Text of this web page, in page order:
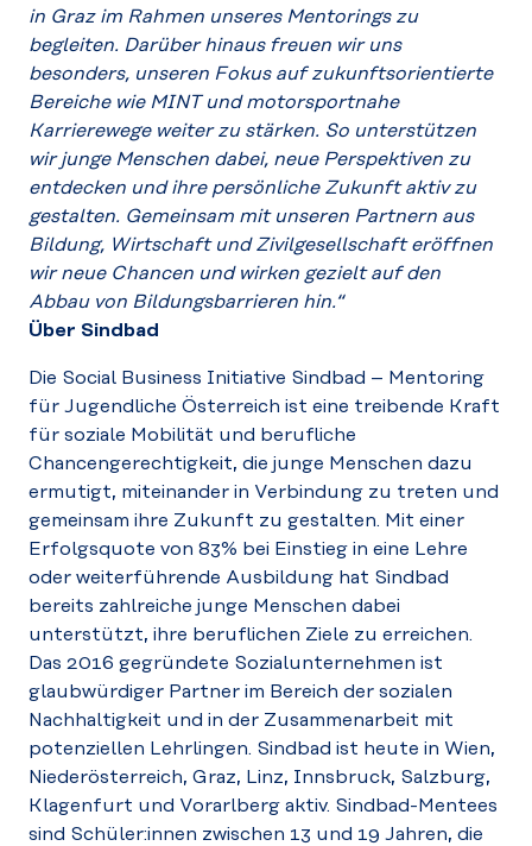
in Graz im Rahmen unseres Mentorings zu
begleiten. Darüber hinaus freuen wir uns
besonders, unseren Fokus auf zukunftsorientierte
Bereiche wie MINT und motorsportnahe
Karrierewege weiter zu stärken. So unterstützen
wir junge Menschen dabei, neue Perspektiven zu
entdecken und ihre persönliche Zukunft aktiv zu
gestalten. Gemeinsam mit unseren Partnern aus
Bildung, Wirtschaft und Zivilgesellschaft eröffnen
wir neue Chancen und wirken gezielt auf den
Abbau von Bildungsbarrieren hin.“
Über Sindbad
Die Social Business Initiative Sindbad – Mentoring
für Jugendliche Österreich ist eine treibende Kraft
für soziale Mobilität und berufliche
Chancengerechtigkeit, die junge Menschen dazu
ermutigt, miteinander in Verbindung zu treten und
gemeinsam ihre Zukunft zu gestalten. Mit einer
Erfolgsquote von 83% bei Einstieg in eine Lehre
oder weiterführende Ausbildung hat Sindbad
bereits zahlreiche junge Menschen dabei
unterstützt, ihre beruflichen Ziele zu erreichen.
Das 2016 gegründete Sozialunternehmen ist
glaubwürdiger Partner im Bereich der sozialen
Nachhaltigkeit und in der Zusammenarbeit mit
potenziellen Lehrlingen. Sindbad ist heute in Wien,
Niederösterreich, Graz, Linz, Innsbruck, Salzburg,
Klagenfurt und Vorarlberg aktiv. Sindbad-Mentees
sind Schüler:innen zwischen 13 und 19 Jahren, die